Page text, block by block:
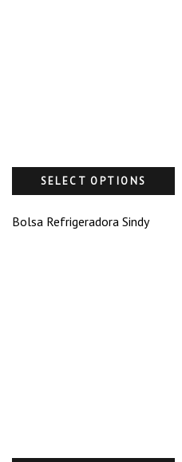
SELECT OPTIONS
Bolsa Refrigeradora Sindy